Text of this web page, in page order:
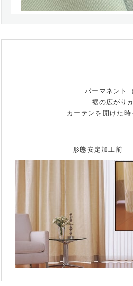
パーマネント
裾の広がり
カーテンを開けた
形態安定加工前